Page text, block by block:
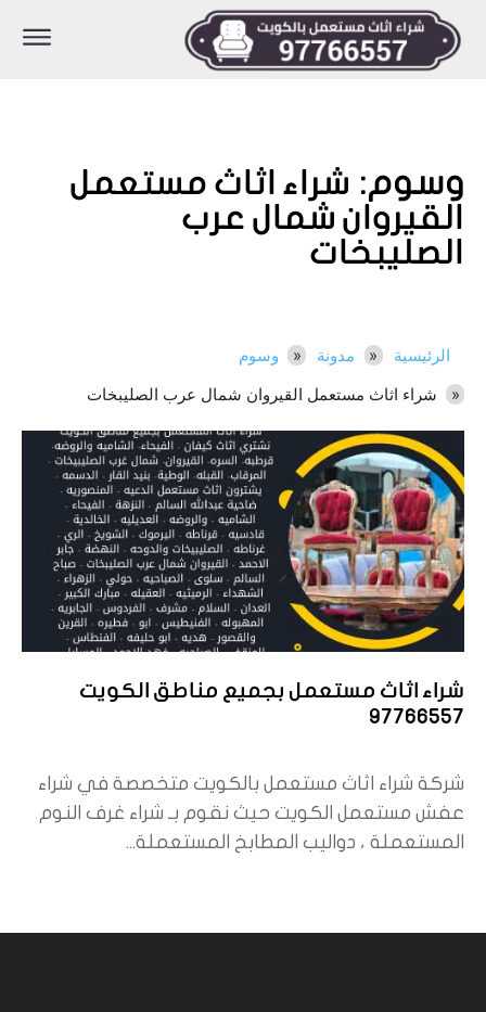
وسوم: شراء اثاث مستعمل
القيروان شمال عرب
الصليبخات
الرئيسية مدونة
وسوم
شراء اثاث مستعمل القيروان شمال عرب الصليبخات
شراء اثاث مستعمل بجميع مناطق الكويت
97766557
شركة شراء اثاث مستعمل بالكويت متخصصة في شراء
عفش مستعمل الكويت حيث نقوم بـ شراء غرف النوم
المستعملة ، دواليب المطابخ المستعملة...